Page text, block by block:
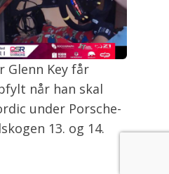
Glenn Key får
når han skal
under Porsche-
13. og 14.